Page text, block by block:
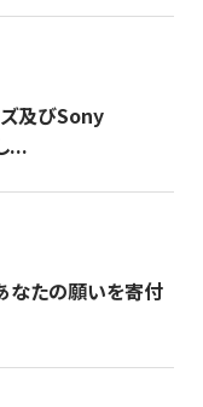
ズ及びSony
...
なたの願いを寄付